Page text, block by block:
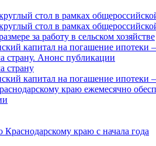
стол в рамках
стол в рамках
за работу в сельском хозяйстве
капитал на погашение
страну. Анонс публикации
страну
капитал на погашение
краю ежемесячно
краю с начала года